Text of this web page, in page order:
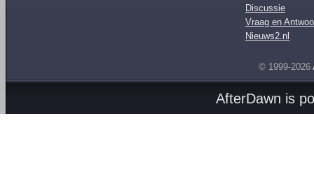
Discussie
Vraag en
Nieuws2.nl
© 1999-2026
AfterDawn is